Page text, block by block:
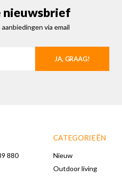
nieuwsbrief
via email
JA, GRAAG!
880
CATEGORIEËN
Nieuw
Outdoor living